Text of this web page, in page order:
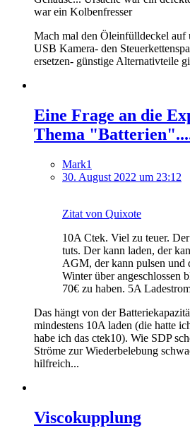
war ein Kolbenfresser
Mach mal den Öleinfülldeckel auf
USB Kamera- den
ersetzen- günstige Alternativteile
Eine Frage an die
Thema
Mark1
30. August 2022 um 23:12
Zitat von Quixote
10A Ctek. Viel zu teuer.
tuts. Der kann laden, der
AGM, der kann pulsen und
Winter über angeschlossen
70€ zu haben. 5A
Das hängt von der
mindestens 10A laden (die hatte
habe ich das ctek10). Wie SDP
Ströme zur Wiederbelebung
hilfreich...
Viscokupplung